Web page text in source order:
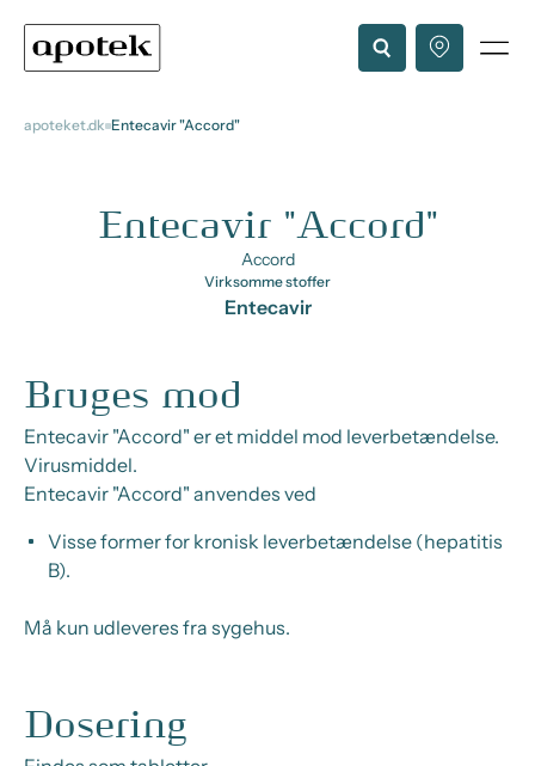
apoteket.dk Entecavir "Accord"
Entecavir "Accord"
Accord
Virksomme stoffer
Entecavir
Bruges mod
Entecavir "Accord" er et middel mod leverbetændelse.
Virusmiddel.
Entecavir "Accord" anvendes ved
Visse former for kronisk leverbetændelse (hepatitis
B).
Må kun udleveres fra sygehus.
Dosering